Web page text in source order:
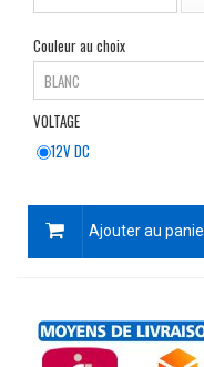
Couleur au choix
VOLTAGE
12V DC
Ajouter au